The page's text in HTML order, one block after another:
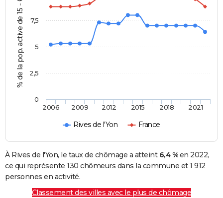
% de la pop. active de 15 - 64 ans
Rives de l'Yon France
2006 2009 2012 2015 2018 2021
0
2,5
5
7,5
À Rives de l'Yon, le taux de chômage a atteint 6,4 %en 2022,
ce qui représente 130 chômeurs dans la commune et 1 912
personnes en activité.
Classement des villes avec le plus de chômage